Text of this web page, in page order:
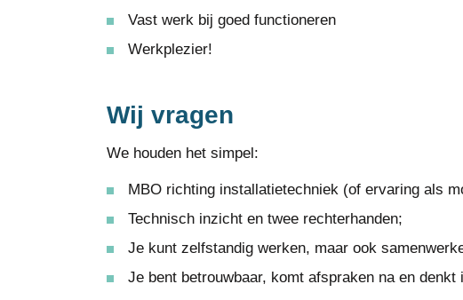
Vast werk bij goed functioneren
Werkplezier!
Wij vragen
We houden het simpel:
MBO richting installatietechniek (of ervaring als
Technisch inzicht en twee rechterhanden;
Je kunt zelfstandig werken, maar ook
Je bent betrouwbaar, komt afspraken na en denkt